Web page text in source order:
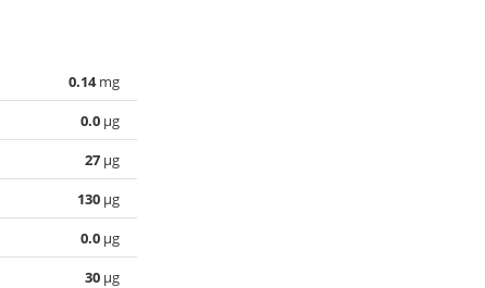
0.14mg
0.0 µg
27 µg
130 µg
0.0 µg
30 µg